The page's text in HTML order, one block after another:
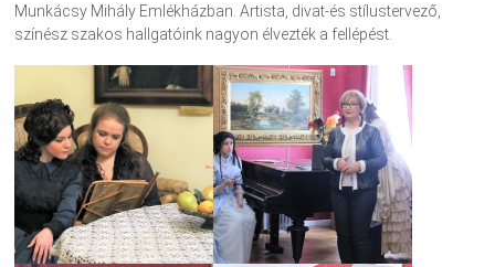
Kapcsolat
Munkácsy Mihály Emlékházban. Artista, divat-és stílustervező,
színész szakos hallgatóink nagyon élvezték a fellépést.